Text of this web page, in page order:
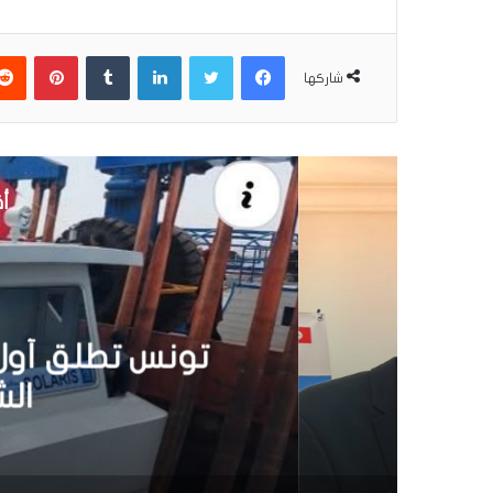
شاركها
فيسبوكتويتر لينكدإن
تونس تطلق أول قارب